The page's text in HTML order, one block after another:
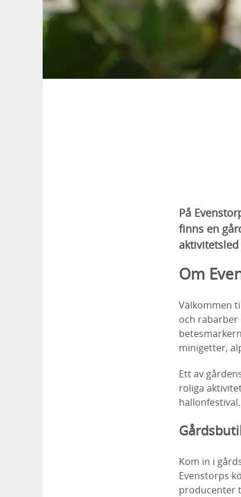
På
finns en
Om
Välkommen
och rabarber
minigetter,
Ett av
roliga
hallonfestival.
Kom in i
Evenstorps
producenter